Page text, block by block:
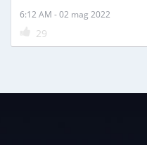
6:12 AM - 02 mag 2022
29